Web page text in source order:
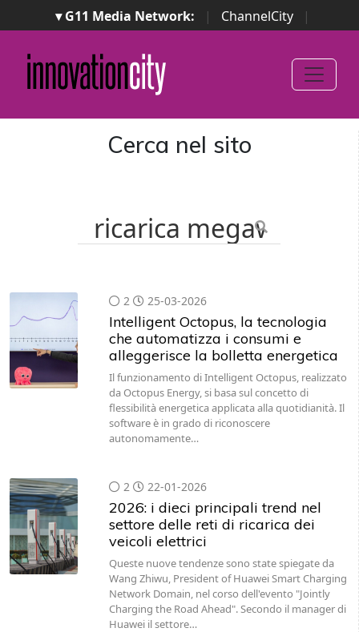
▾ G11 Media Network: | ChannelCity
|
ImpresaCity | SecurityOpenLab | Italian Channel
Awards
Italian Project Awards
Italian Security
Awards
Cerca nel sito
2 25-03-2026
Intelligent Octopus, la tecnologia
che automatizza i consumi e
alleggerisce la bolletta energetica
Il funzionamento di Intelligent Octopus, realizzato
da Octopus Energy, si basa sul concetto di
flessibilità energetica applicata alla quotidianità. Il
software è in grado di riconoscere
autonomamente…
2 22-01-2026
2026: i dieci principali trend nel
settore delle reti di ricarica dei
veicoli elettrici
Queste nuove tendenze sono state spiegate da
Wang Zhiwu, President of Huawei Smart Charging
Network Domain, nel corso dell'evento "Jointly
Charging the Road Ahead". Secondo il manager di
Huawei il settore…